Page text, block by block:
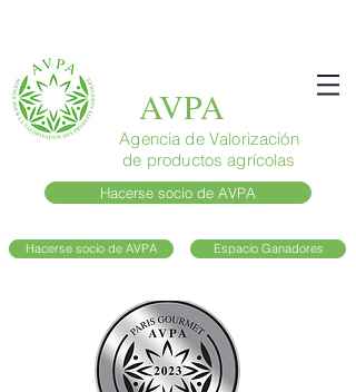
AVPA
Agencia de Valorización
de productos agrícolas
Hacerse socio de AVPA
Hacerse socio de AVPA Espacio Ganadores